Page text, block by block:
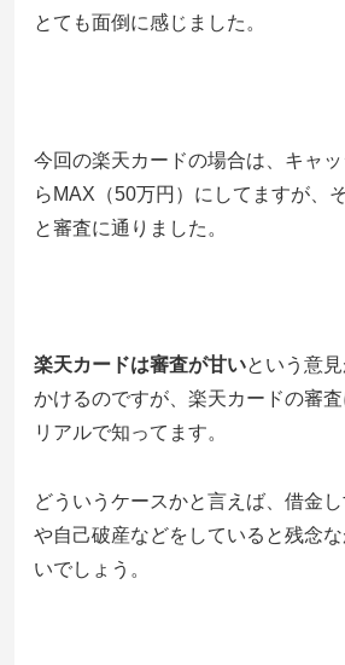
とても面倒に感じました。
今回の楽天カードの場合は、キャ
らMAX（50万円）にしてますが、
と審査に通りました。
楽天カードは審査が甘いという意
かけるのですが、楽天カードの審
リアルで知ってます。
どういうケースかと言えば、借金
や自己破産などをしていると残念
いでしょう。